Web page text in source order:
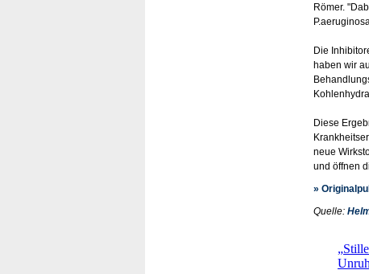
Römer.
Die
haben wir
Diese
neue
und öffnen
»
Quelle: